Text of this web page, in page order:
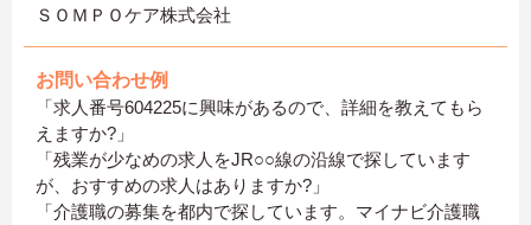
ＳＯＭＰＯケア株式会社
お問い合わせ例
「求人番号604225に興味があるので、詳細を教えてもら
えますか?」
「残業が少なめの求人をJR○○線の沿線で探しています
が、おすすめの求人はありますか?」
「介護職の募集を都内で探しています。マイナビ介護職